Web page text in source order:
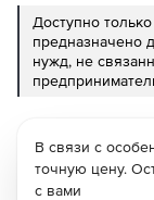
Доступно
предназначено
нужд, не
В связи с
точную цену.
с вами